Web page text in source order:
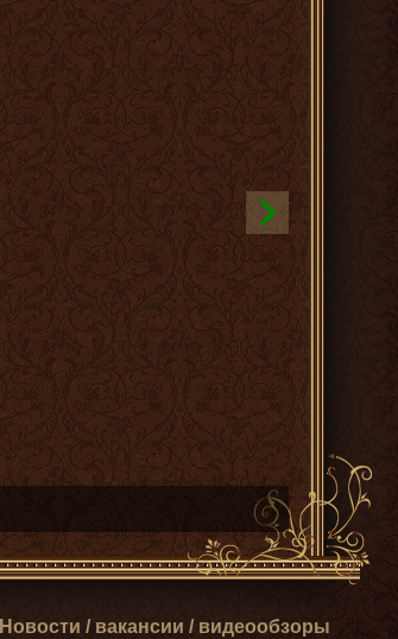
Новости / вакансии / видеообзоры